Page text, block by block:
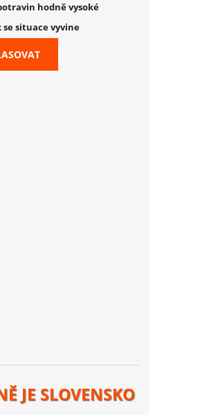
hodně vysoké
se situace vyvine
JE SLOVENSKO